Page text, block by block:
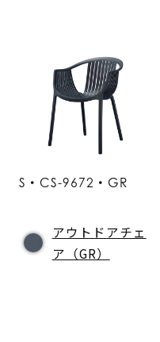
S・CS-9672・GR
アウトドアチェ
ア（GR）